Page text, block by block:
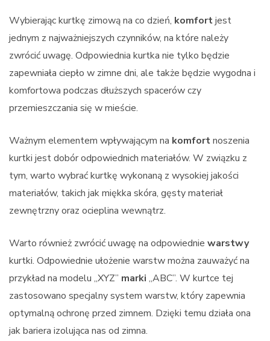
Wybierając kurtkę zimową na co dzień, komfortjest
jednym z najważniejszych czynników, na które należy
zwrócić uwagę. Odpowiednia kurtka nie tylko będzie
zapewniała ciepło w zimne dni, ale także będzie wygodna i
komfortowa podczas dłuższych spacerów czy
przemieszczania się w mieście.
Ważnym elementem wpływającym na komfortnoszenia
kurtki jest dobór odpowiednich materiałów. W związku z
tym, warto wybrać kurtkę wykonaną z wysokiej jakości
materiałów, takich jak miękka skóra, gęsty materiał
zewnętrzny oraz ocieplina wewnątrz.
Warto również zwrócić uwagę na odpowiednie warstwy
kurtki. Odpowiednie ułożenie warstw można zauważyć na
przykład na modelu „XYZ” marki „ABC”. W kurtce tej
zastosowano specjalny system warstw, który zapewnia
optymalną ochronę przed zimnem. Dzięki temu działa ona
jak bariera izolująca nas od zimna.